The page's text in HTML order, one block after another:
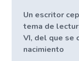
Un escritor
tema de
VI, del que se
nacimiento